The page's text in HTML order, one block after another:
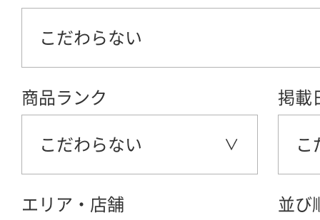
こだわらない
商品ランク
こだわらない
掲載
こ
エリア・店舗 並び